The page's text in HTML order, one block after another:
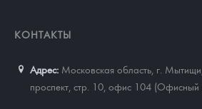
КОНТАКТЫ
Адрес: Московская область, г.
проспект, стр. 10, офис 104 (Офисный